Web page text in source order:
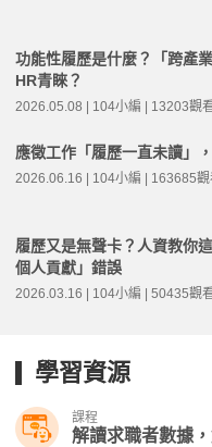
功能性履歷是什麼？「跨產
HR青睞？
2026.05.08 | 104小編 | 13203觀
應徵工作「履歷一直未讀」
2026.06.16 | 104小編 | 163685
履歷又是無聲卡？人資教你
個人貢獻」錯誤
2026.03.16 | 104小編 | 50435觀
學習資源
課程
解讀求職者數據